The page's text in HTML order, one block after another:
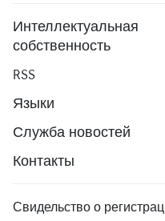
Интеллектуальная
собственность
RSS
Языки
Служба новостей
Контакты
Свидельство о